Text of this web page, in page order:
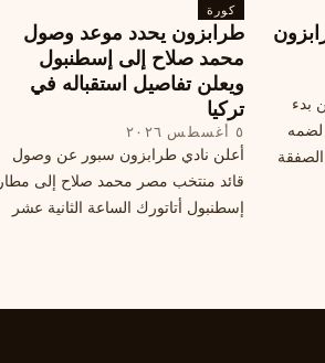
هذا الانتقال، وسط تقارير تفيد أن الهلال
يرحب بفراقته.
بدء
لضمه
كورة
طرابزون يحدد موعد وصول
محمد صلاح إلى إسطنبول
ويعلن تفاصيل استقباله في
تركيا
٥ أغسطس ٢٠٢٦
أعلن نادي طرابزون سبور عن وصول
قائد منتخب مصر محمد صلاح إلى مطار
إسطنبول أتاتورك الساعة الثانية عشر
التركية الكبرى.